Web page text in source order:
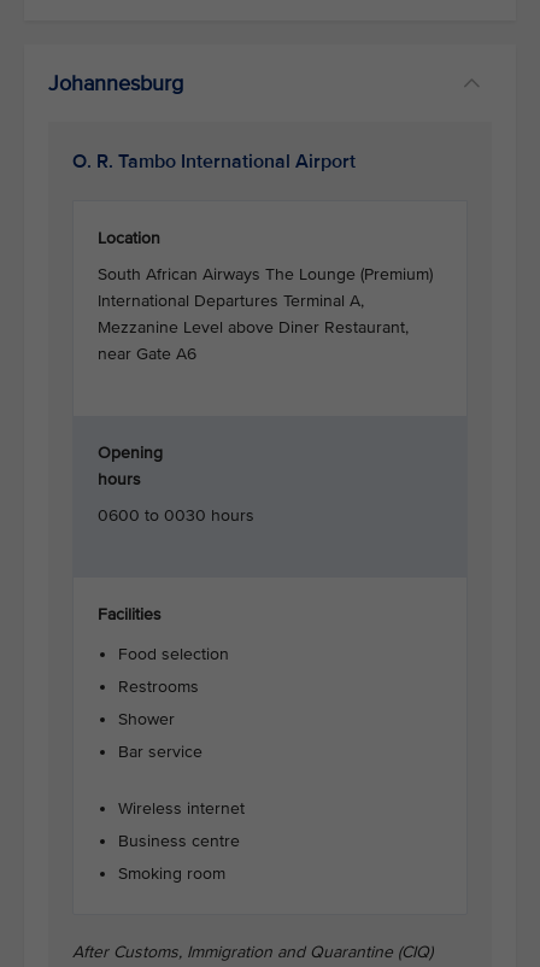
Johannesburg
O. R. Tambo International Airport
Location
South African Airways The Lounge (Premium)
International Departures Terminal A,
Mezzanine Level above Diner Restaurant,
near Gate A6
Opening
hours
0600 to 0030 hours
Facilities
Food selection
Restrooms
Shower
Bar service
Wireless internet
Business centre
Smoking room
After Customs, Immigration and Quarantine (CIQ)